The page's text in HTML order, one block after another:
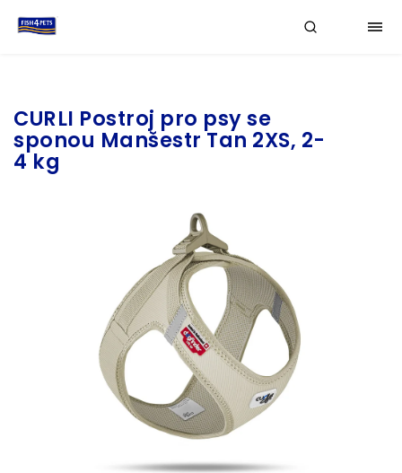
CURLI Postroj pro psy se
sponou Manšestr Tan 2XS, 2-
4 kg